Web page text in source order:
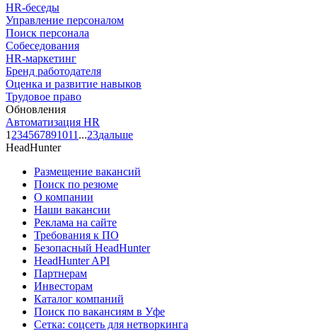
HR-беседы
Управление персоналом
Поиск персонала
Собеседования
HR-маркетинг
Бренд работодателя
Оценка и развитие навыков
Трудовое право
Обновления
Автоматизация HR
1 234567891011 ...23дальше
HeadHunter
Размещение вакансий
Поиск по резюме
О компании
Наши вакансии
Реклама на сайте
Требования к ПО
Безопасный HeadHunter
HeadHunter API
Партнерам
Инвесторам
Каталог компаний
Поиск по вакансиям в Уфе
Сетка: соцсеть для нетворкинга